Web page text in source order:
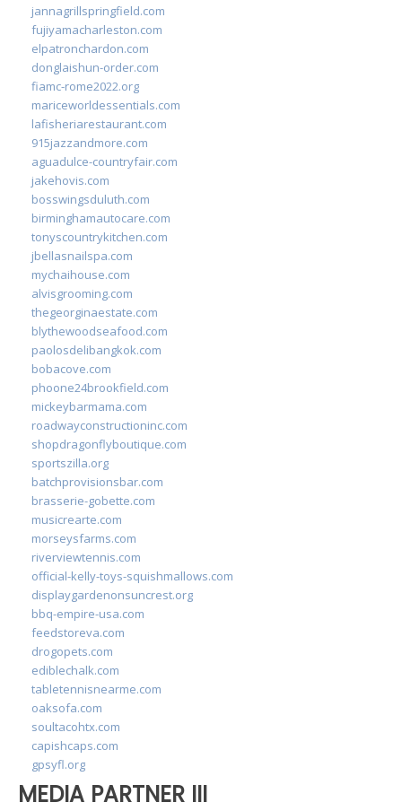
jannagrillspringfield.com
fujiyamacharleston.com
elpatronchardon.com
donglaishun-order.com
fiamc-rome2022.org
mariceworldessentials.com
lafisheriarestaurant.com
915jazzandmore.com
aguadulce-countryfair.com
jakehovis.com
bosswingsduluth.com
birminghamautocare.com
tonyscountrykitchen.com
jbellasnailspa.com
mychaihouse.com
alvisgrooming.com
thegeorginaestate.com
blythewoodseafood.com
paolosdelibangkok.com
bobacove.com
phoone24brookfield.com
mickeybarmama.com
roadwayconstructioninc.com
shopdragonflyboutique.com
sportszilla.org
batchprovisionsbar.com
brasserie-gobette.com
musicrearte.com
morseysfarms.com
riverviewtennis.com
official-kelly-toys-squishmallows.com
displaygardenonsuncrest.org
bbq-empire-usa.com
feedstoreva.com
drogopets.com
ediblechalk.com
tabletennisnearme.com
oaksofa.com
soultacohtx.com
capishcaps.com
gpsyfl.org
MEDIA PARTNER III